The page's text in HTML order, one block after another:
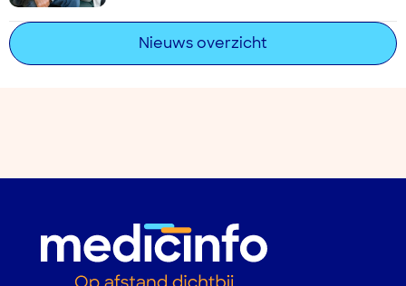
Nieuws overzicht